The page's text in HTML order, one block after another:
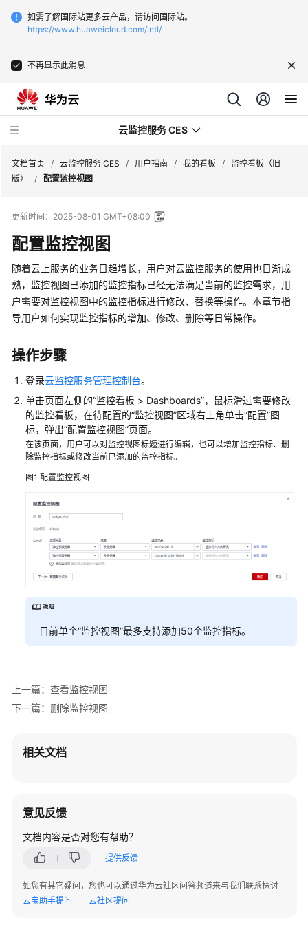
如需了解国际站更多云产品，请访问国际站。
https://www.huaweicloud.com/intl/
不再显示此消息
云监控服务 CES
新
动
态
服
务
公
产
品
绍
快
速
门
用
户
指
览
通
授
使
云
监
务
的
权
限
云
资
文档首页 / 云监控服务 CES / 用户指南 / 我的看板 /
监控看板（旧
版）
/ 配置监控视图
更新时间： 2025-08-01 GMT+08:00
配置监控视图
随着云上服务的业务日趋增长，用户对云监控服务的使用也日渐成
熟，监控视图已添加的监控指标已经无法满足当前的监控需求，用
户需要对监控视图中的监控指标进行修改、替换等操作。本章节指
导用户如何实现监控指标的增加、修改、删除等日常操作。
操作步骤
登录云监控服务管理控制台。
单击页面左侧的“监控看板 > Dashboards”，鼠标滑过需要修改
的监控看板，在待配置的“监控视图”区域右上角单击“配置”图
标，弹出“配置监控视图”页面。
在该页面，用户可以对监控视图标题进行编辑，也可以增加监控指标、删
除监控指标或修改当前已添加的监控指标。
图1 配置监控视图
目前单个“监控视图”最多支持添加50个监控指标。
上一篇：查看监控视图
下一篇：删除监控视图
相关文档
意见反馈
文档内容是否对您有帮助？
提供反馈
如您有其它疑问，您也可以通过华为云社区问答频道来与我们联系探讨
云宝助手提问
云社区提问